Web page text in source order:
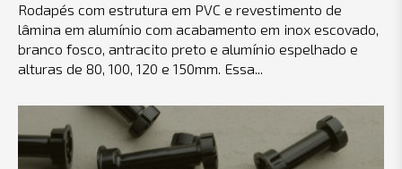
Rodapés com estrutura em PVC e revestimento de
lâmina em alumínio com acabamento em inox escovado,
branco fosco, antracito preto e alumínio espelhado e
alturas de 80, 100, 120 e 150mm. Essa...